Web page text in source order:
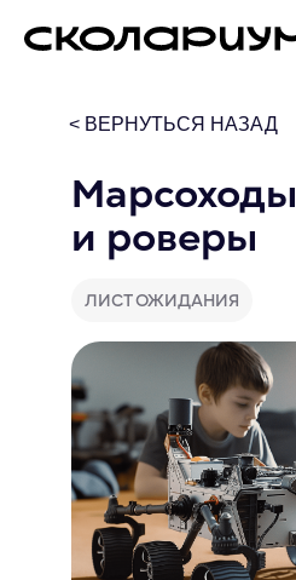
< ВЕРНУТЬСЯ НАЗАД
Марсоходы
и роверы
ЛИСТ ОЖИДАНИЯ